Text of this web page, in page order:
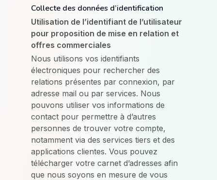
Collecte des données d’identification
Utilisation de l’identifiant de l’utilisateur
pour proposition de mise en relation et
offres commerciales
Nous utilisons vos identifiants
électroniques pour rechercher des
relations présentes par connexion, par
adresse mail ou par services. Nous
pouvons utiliser vos informations de
contact pour permettre à d’autres
personnes de trouver votre compte,
notamment via des services tiers et des
applications clientes. Vous pouvez
télécharger votre carnet d’adresses afin
que nous soyons en mesure de vous